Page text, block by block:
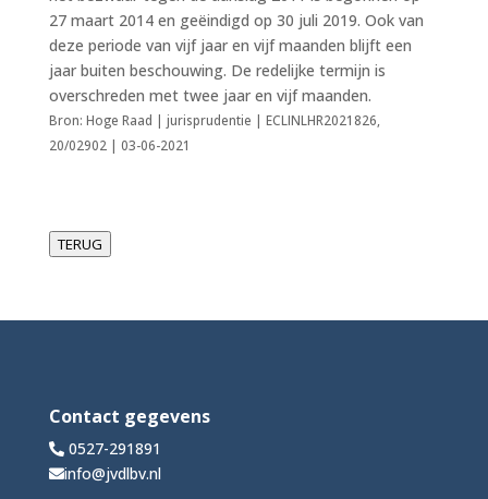
27 maart 2014 en geëindigd op 30 juli 2019. Ook van
deze periode van vijf jaar en vijf maanden blijft een
jaar buiten beschouwing. De redelijke termijn is
overschreden met twee jaar en vijf maanden.
Bron: Hoge Raad | jurisprudentie | ECLINLHR2021826,
20/02902 | 03-06-2021
TERUG
Contact gegevens
0527-291891
info@jvdlbv.nl